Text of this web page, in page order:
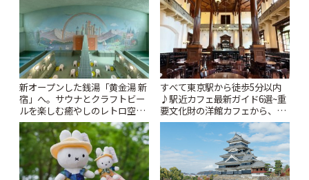
新オープンした銭湯「黄金湯 新
宿」へ。サウナとクラフトビー
ルを楽しむ癒やしのレトロ空間
| ことりっぷ
すべて東京駅から徒歩5分以内
♪駅近カフェ最新ガイド6選~重
要文化財の洋館カフェから、改
札すぐのレトロ喫茶まで~ | こと